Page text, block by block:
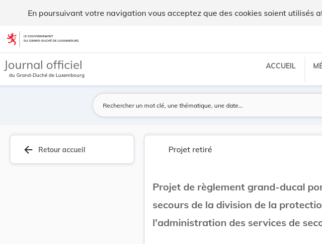
En poursuivant votre navigation vous acceptez que des cookies soient utilisés
Aller au contenu
Journal officiel
du Grand-Duché de Luxembourg
ACCUEIL
arrow_back Retour accueil Projet retiré
Projet de règlement grand-ducal
secours de la division de la
l'administration des services de